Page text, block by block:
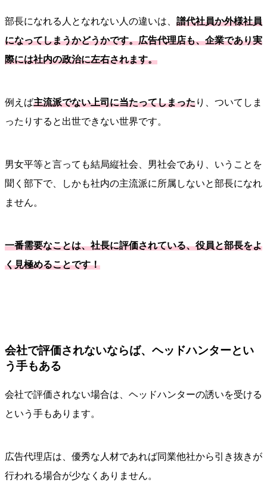
部長になれる人となれない人の違いは、 譜代社員か外様社員
になってしまうかどうかです。広告代理店も、企業であり実
際には社内の政治に左右されます。
例えば主流派でない上司に当たってしまったり、ついてしま
ったりすると出世できない世界です。
男女平等と言っても結局縦社会、男社会であり、いうことを
聞く部下で、しかも社内の主流派に所属しないと部長になれ
ません。
一番需要なことは、社長に評価されている、役員と部長をよ
く見極めることです！
会社で評価されないならば、ヘッドハンターとい
う手もある
会社で評価されない場合は、ヘッドハンターの誘いを受ける
という手もあります。
広告代理店は、優秀な人材であれば同業他社から引き抜きが
行われる場合が少なくありません。